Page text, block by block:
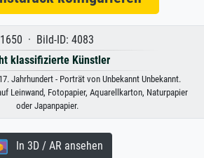
1650 · Bild-ID: 4083
klassifizierte Künstler
Jahrhundert - Porträt von Unbekannt Unbekannt.
Leinwand, Fotopapier, Aquarellkarton, Naturpapier
oder Japanpapier.
In 3D / AR ansehen